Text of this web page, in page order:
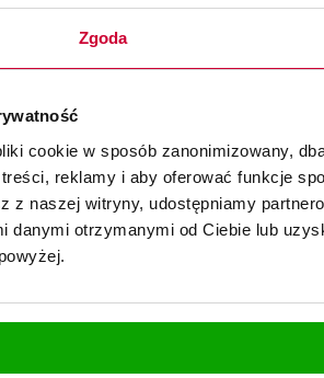
Zgoda
cookie w sposób zanonimizowany,
reklamy i aby oferować funkcje
z naszej witryny, udostępniamy
danymi otrzymanymi od Ciebie lub